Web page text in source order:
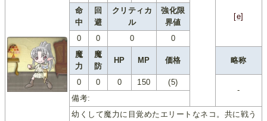
[e]
命
中
回
避
クリティカ
ル
強化限
界値
0
0 0
0
魔
力
魔
防
HP MP 価格 略称
0 0 0 150
(5)
-
備考:
幼くして魔力に目覚めたエリートなネコ。共に戦う